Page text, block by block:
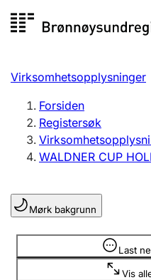
Registersøk
Aksjeselskap
Enkeltpersonforetak
Registrere, endre, slette
Lag og forening
Registrere, endre, slette
Virksomhetsopplysninger
Forsiden
Registersøk
WALDNER CUP
Mørk bakgrunn
Last
Vis
Opplysninger er skjult